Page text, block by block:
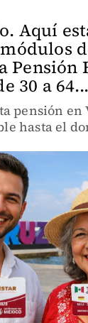
Aquí
Pensión
30 a 64...
pensión en
hasta el